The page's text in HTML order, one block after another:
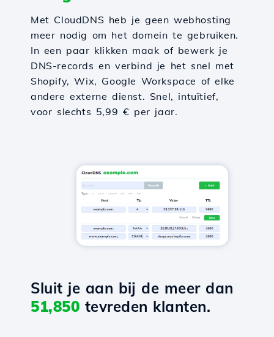
Met CloudDNS heb je geen webhosting
meer nodig om het domein te gebruiken.
In een paar klikken maak of bewerk je
DNS-records en verbind je het snel met
Shopify, Wix, Google Workspace of elke
andere externe dienst. Snel, intuïtief,
voor slechts 5,99 € per jaar.
Sluit je aan bij de meer dan
51,850 tevreden klanten.